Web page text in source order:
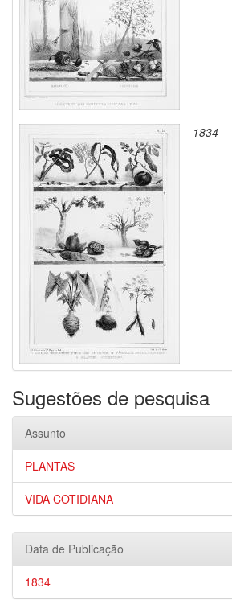
1834
Sugestões de pesquisa
Assunto
PLANTAS
VIDA COTIDIANA
Data de Publicação
1834